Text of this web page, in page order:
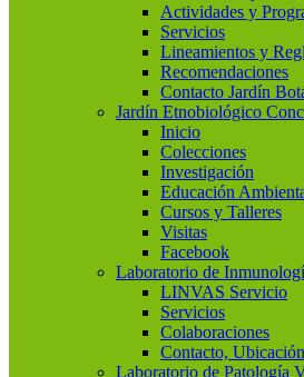
Actividades y
Servicios
Lineamientos y
Recomendaciones
Contacto Jardín
Jardín Etnobiológico
Inicio
Colecciones
Investigación
Educación
Cursos y Talleres
Visitas
Facebook
Laboratorio de
LINVAS Servicio
Servicios
Colaboraciones
Contacto,
Laboratorio de Patología